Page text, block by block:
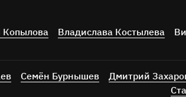
Копылова Владислава Костылева
Семён Бурнышев Дмитрий